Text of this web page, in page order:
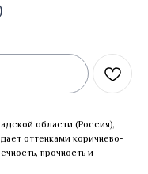
области (Россия),
оттенками коричнево-
прочность и